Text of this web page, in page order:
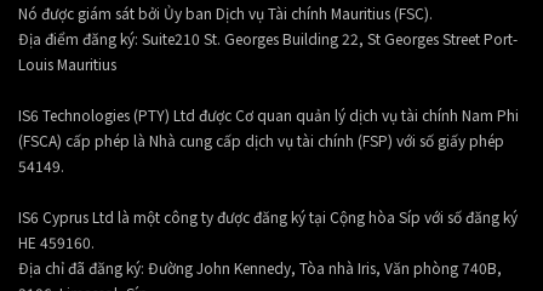
Nó được giám sát bởi Ủy ban Dịch vụ Tài chính Mauritius (FSC).
Địa điểm đăng ký: Suite210 St. Georges Building 22, St Georges Street Port-
Louis Mauritius
IS6 Technologies (PTY) Ltd được Cơ quan quản lý dịch vụ tài chính Nam Phi
(FSCA) cấp phép là Nhà cung cấp dịch vụ tài chính (FSP) với số giấy phép
54149.
IS6 Cyprus Ltd là một công ty được đăng ký tại Cộng hòa Síp với số đăng ký
HE 459160.
Địa chỉ đã đăng ký: Đường John Kennedy, Tòa nhà Iris, Văn phòng 740B,